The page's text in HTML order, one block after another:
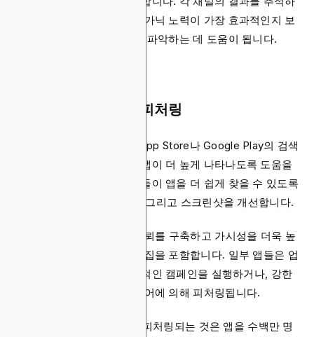
는 것은 브랜드들이 어떤 오가닉 노력이 가장 효과적인지 보
고 향후 성장에 집중할 곳을 파악하는 데 도움이 됩니다.
앱 스토어 최적화 및 피처링
앱 스토어 최적화(ASO)는 App Store나 Google Play의 검색
결과와 카테고리 순위에서 앱이 더 높게 나타나도록 도움을
줍니다. 브랜드들은 사용자들이 앱을 더 쉽게 찾을 수 있도록
제목, 키워드, 설명, 아이콘, 그리고 스크린샷을 개선합니다.
강력한 ASO 전략은 또한 신뢰를 구축하고 가시성을 더욱 높
이는 사용자 평점과 리뷰 수집을 포함합니다. 일부 앱들은 업
데이트를 출시하거나, 창의적인 캠페인을 실행하거나, 강한
사용자 참여를 받을 때 스토어에 의해 피처링됩니다.
Apple이나 Google에 의해 피처링되는 것은 앱을 수백만 명